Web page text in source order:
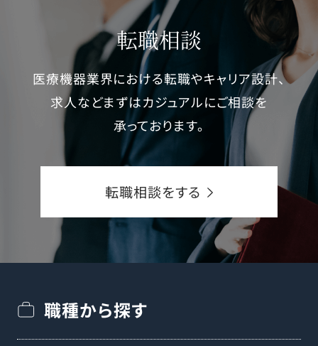
容】 ○年間収益計画の立案および管理 ○薬
局や医療機関からの受注を獲得する営業活
動 ○プロジェクトマネージャー及びサービ
スエンジニアとプロジェクトを立案 ○事業
部活動方針の着実な遂行 ○顧客ネットワー
クの拡大と情報収集 ○その他顧客対応全般
【担当製品】 薬剤の入庫・ピッキング自動化
本市場へ導入 ・世界53か国で15000台以
上の導入実績 ・日本国内の薬局店舗で導入
実績多数
転職相談
医療機器業界における転職やキャリア設計、
求人などまずはカジュアルにご相談を
承っております。
転職相談をする
職種から探す